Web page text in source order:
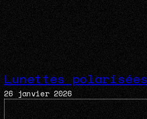
Lunettes polarisées
26 janvier 2026